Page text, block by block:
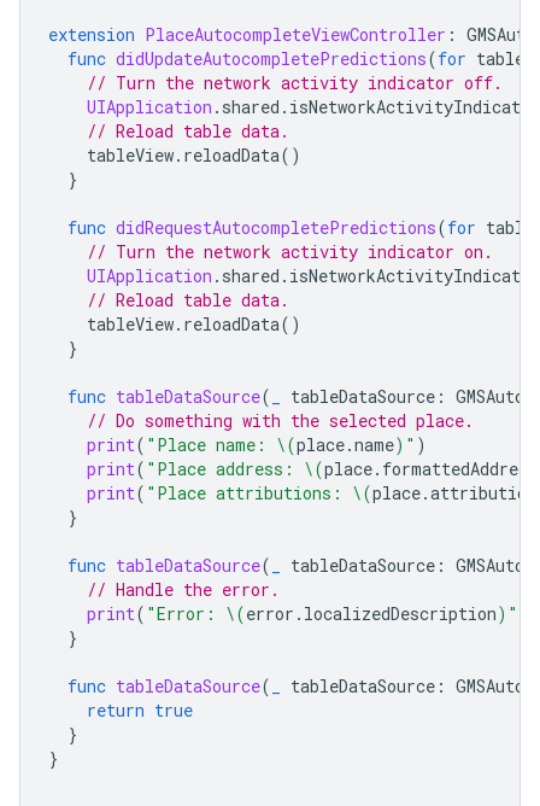
extension PlaceAutocompleteViewController :
func didUpdateAutocompletePredictions(for
// Turn the network activity indicator off.
UIApplication . shared .
// Reload table data.
tableView. reloadData()
}
func didRequestAutocompletePredictions(for
// Turn the network activity indicator on.
UIApplication . shared .
// Reload table data.
tableView. reloadData()
}
func tableDataSource( tableDataSource :
// Do something with the selected place.
print( "Place name: \(place.name) " )
print( "Place address: \(place. formattedAddress
print( "Place attributions: \(place.
}
func tableDataSource( tableDataSource :
// Handle the error.
print( "Error: \(error . localizedDescription) "
}
func tableDataSource( tableDataSource :
return true
}
}